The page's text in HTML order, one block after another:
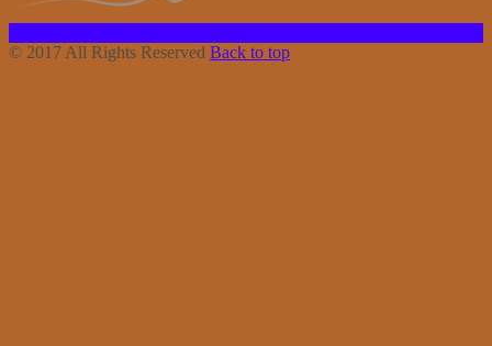
© 2017 All Rights Reserved Back to top